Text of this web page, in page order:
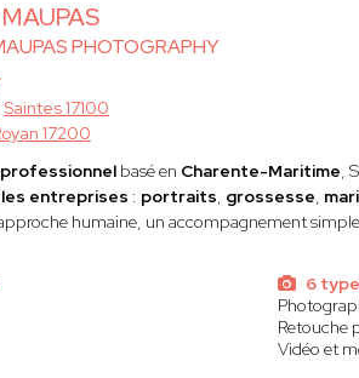
PHOTOGRAPHY
Saintes 17100
17200
basé en Charente-Maritime,
les entreprises : portraits, grossesse,
humaine, un accompagnement
6
Retouche
Vidéo et